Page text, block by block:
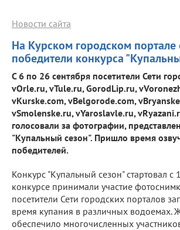
На Курском городском
победители конкурса
Новости сайта
С 6 по 26 сентября посетители Сети
vOrle.ru, vTule.ru, GorodLip.ru,
vKurske.com, vBelgorode.com,
vSmolenske.ru, vYaroslavle.ru,
голосовали за фотографии,
"Купальный сезон". Пришло время
победителей.
Конкурс "Купальный сезон" стартовал с
конкурсе принимали участие
посетители Сети городских порталов
время купания в различных водоемах.
обеспечило многочисленных